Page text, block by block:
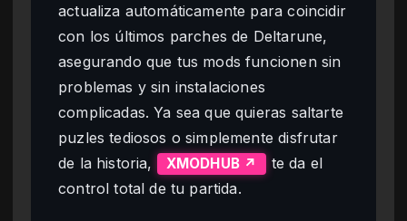
actualiza automáticamente para coincidir
con los últimos parches de Deltarune,
asegurando que tus mods funcionen sin
problemas y sin instalaciones
complicadas. Ya sea que quieras saltarte
puzles tediosos o simplemente disfrutar
de la historia,
XMODHUB ↗
te da el
control total de tu partida.